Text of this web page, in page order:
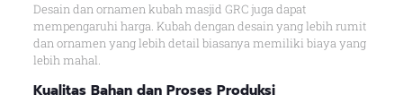
Desain dan ornamen kubah masjid GRC juga dapat
mempengaruhi harga. Kubah dengan desain yang lebih rumit
dan ornamen yang lebih detail biasanya memiliki biaya yang
lebih mahal.
Kualitas Bahan dan Proses Produksi